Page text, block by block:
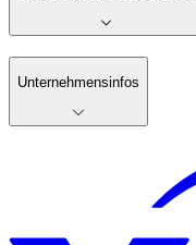
Unternehmensinfos